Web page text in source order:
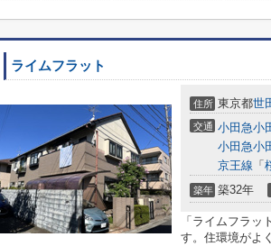
ライムフラット
住所 東京都世
交通 小田急小
小田急小
京王線 「
築年 築32年
「ライムフラ
す。住環境がよ